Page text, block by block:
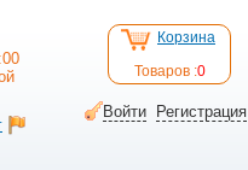
Корзина
Товаров :0
Войти Регистрация